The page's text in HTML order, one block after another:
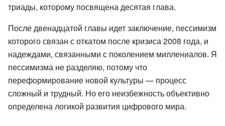
триады, которому посвящена десятая глава.
После двенадцатой главы идет заключение, пессимизм
которого связан с откатом после кризиса 2008 года, и
надеждами, связанными с поколением миллениалов. Я
пессимизма не разделяю, потому что
переформирование новой культуры — процесс
сложный и трудный. Но его неизбежность объективно
определена логикой развития цифрового мира.